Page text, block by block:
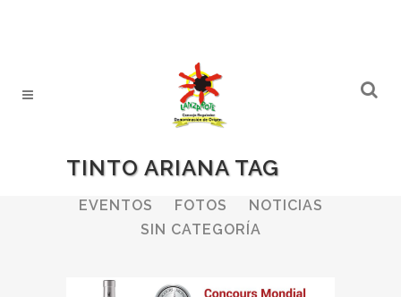
TINTO ARIANA TAG
ALL BODEGAS
BOLETINES
EVENTOS
FOTOS
NOTICIAS
SIN CATEGORÍA